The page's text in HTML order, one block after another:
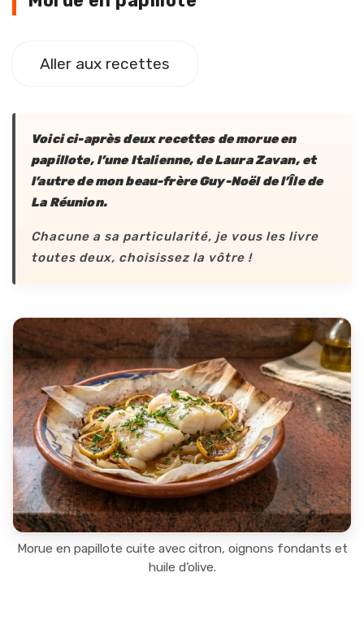
Aller aux recettes
Voici ci-après deux recettes de morue en
papillote, l’une Italienne, de Laura Zavan, et
l’autre de mon beau-frère Guy-Noël de l’Île de
La Réunion.
Chacune a sa particularité, je vous les livre
toutes deux, choisissez la vôtre !
Morue en papillote cuite avec citron, oignons fondants et
huile d’olive.